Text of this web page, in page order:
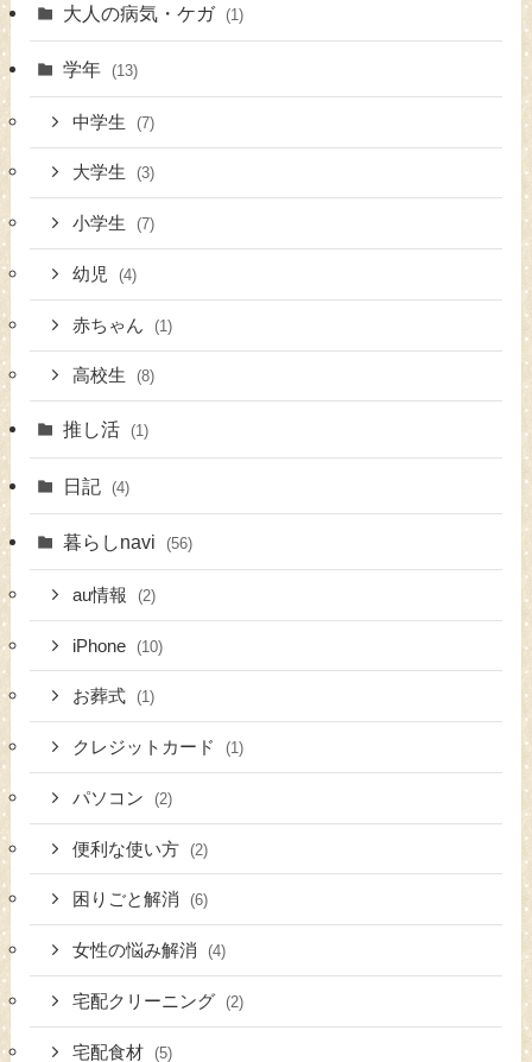
大人の病気・ケガ (1)
学年 (13)
中学生 (7)
大学生 (3)
小学生 (7)
幼児 (4)
赤ちゃん (1)
高校生 (8)
推し活 (1)
日記 (4)
暮らしnavi (56)
au情報 (2)
iPhone (10)
お葬式 (1)
クレジットカード (1)
パソコン (2)
便利な使い方 (2)
困りごと解消 (6)
女性の悩み解消 (4)
宅配クリーニング (2)
宅配食材 (5)